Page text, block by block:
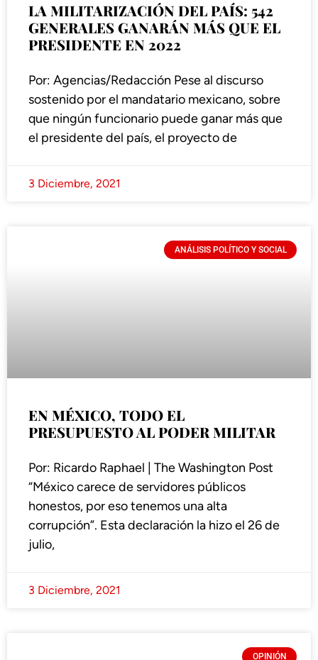
LA MILITARIZACIÓN DEL PAÍS: 542
GENERALES GANARÁN MÁS QUE EL
PRESIDENTE EN 2022
Por: Agencias/Redacción Pese al discurso
sostenido por el mandatario mexicano, sobre
que ningún funcionario puede ganar más que
el presidente del país, el proyecto de
3 Diciembre, 2021
ANÁLISIS POLÍTICO Y SOCIAL
EN MÉXICO, TODO EL
PRESUPUESTO AL PODER MILITAR
Por: Ricardo Raphael | The Washington Post
“México carece de servidores públicos
honestos, por eso tenemos una alta
corrupción”. Esta declaración la hizo el 26 de
julio,
3 Diciembre, 2021
OPINIÓN